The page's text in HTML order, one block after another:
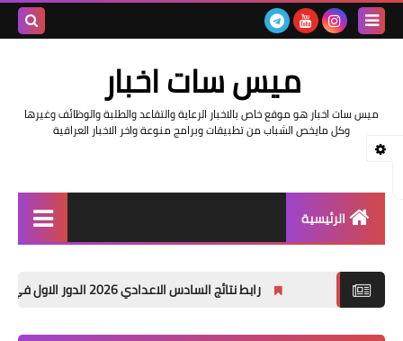
ميس سات اخبار
ميس سات اخبار هو موقع خاص بالاخبار الرعاية والتقاعد والطلبة والوظائف وغيرها
وكل مايخص الشباب من تطبيقات وبرامج منوعة واخر الاخبار العراقية
الرئيسية
اخبار وزارة التربية والتعليم
رابط نتائج السادس الاعدادي 2026 الدور الاول في العراق | موقع نتائجنا